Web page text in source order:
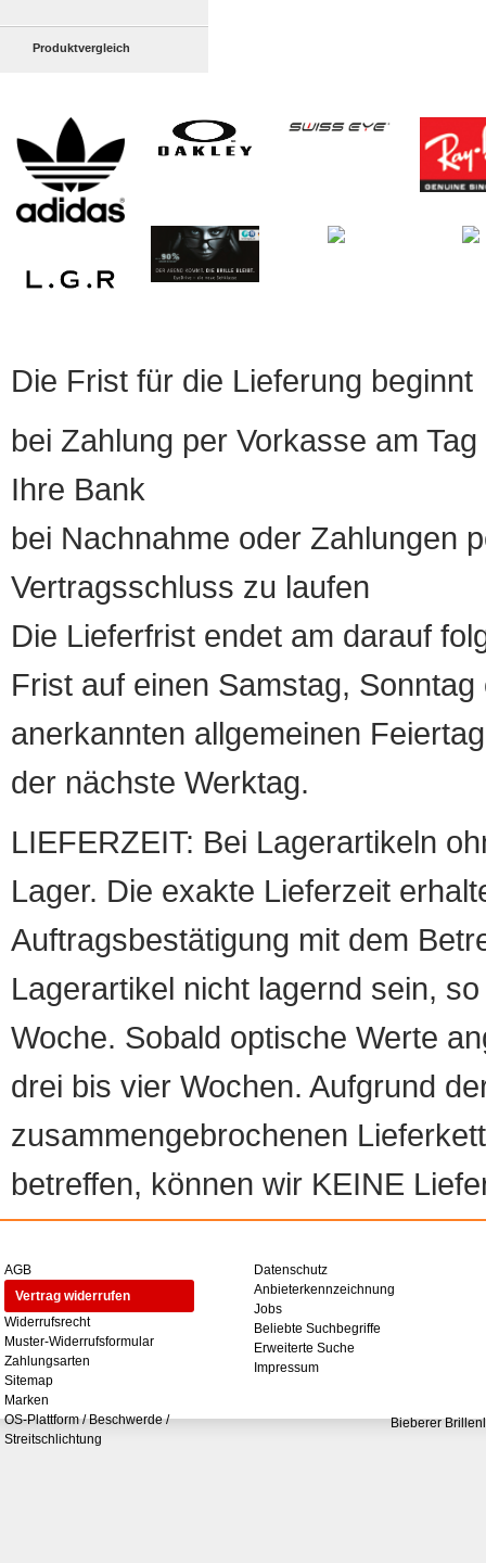
Produktvergleich
Die Frist für die Lieferung beginnt
bei Zahlung per Vorkasse am
Ihre Bank
bei Nachnahme oder Zahlungen
Vertragsschluss zu laufen
Die Lieferfrist endet am darauf
Frist auf einen Samstag,
anerkannten allgemeinen
der nächste Werktag.
LIEFERZEIT: Bei Lagerartikeln
Lager. Die exakte Lieferzeit
Auftragsbestätigung mit dem
Lagerartikel nicht lagernd sein,
Woche. Sobald optische Werte
drei bis vier Wochen. Aufgrund
zusammengebrochenen
betreffen, können wir KEINE
AGB
Vertrag widerrufen
Widerrufsrecht
Muster-Widerrufsformular
Zahlungsarten
Sitemap
Marken
OS-Plattform / Beschwerde /
Streitschlichtung
Datenschutz
Anbieterkennzeichnung
Jobs
Beliebte Suchbegriffe
Erweiterte Suche
Impressum
Bieberer